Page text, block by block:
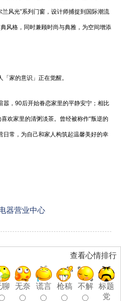
风光”系列门窗，设计师捕捉到国际潮流
风格，同时兼顾时尚与典雅，为空间增添
家的意识」正在觉醒。
，90后开始眷恋家里的平静安宁；相比
欢家里的清粥淡茶。曾经被称作“叛逆的
日常，为自己和家人构筑起温馨美好的幸
器营业中心
查看心情排行
聊 无奈 谎言 枪稿 不解
标题
党